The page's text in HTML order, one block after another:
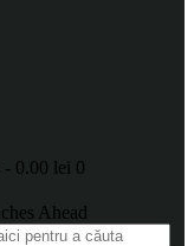
- 0.00 lei 0